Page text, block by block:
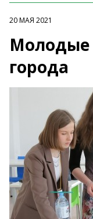
20 МАЯ 2021
Молодые
города